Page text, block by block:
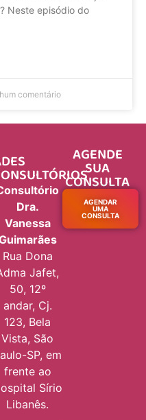
Neste episódio do
comentário
Dra.
Vanessa
Rua Dona
Jafet,
50, 12º
andar, Cj.
123, Bela
Vista, São
SP, em
frente ao
Sírio
Libanês.
AGENDE
SUA
CONSULTA
AGENDAR
UMA
CONSULTA